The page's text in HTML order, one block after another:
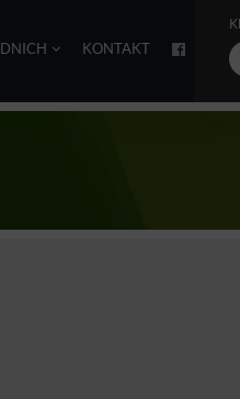
KONTAKT